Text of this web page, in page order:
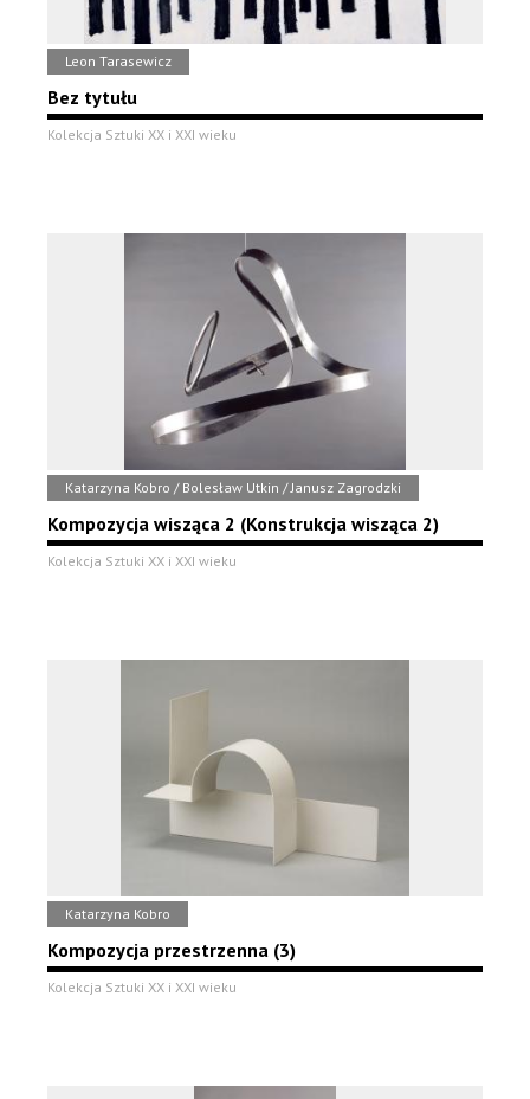
Leon Tarasewicz
Bez tytułu
Kolekcja Sztuki XX i XXI wieku
Katarzyna Kobro / Bolesław Utkin / Janusz Zagrodzki
Kompozycja wisząca 2 (Konstrukcja wisząca 2)
Kolekcja Sztuki XX i XXI wieku
Katarzyna Kobro
Kompozycja przestrzenna (3)
Kolekcja Sztuki XX i XXI wieku